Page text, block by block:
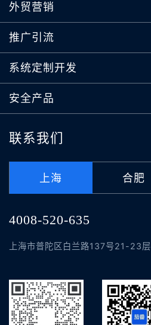
外贸营销
推广引流
系统定制开发
安全产品
联系我们
上海 合肥
4008-520-635
上海市普陀区白兰路137号21-23层